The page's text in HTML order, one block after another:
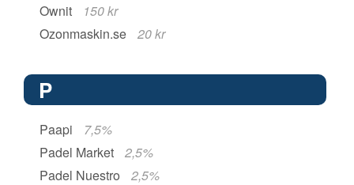
Ownit
150 kr
Ozonmaskin.se
20 kr
P
Paapi
7,5%
Padel Market
2,5%
Padel Nuestro
2,5%